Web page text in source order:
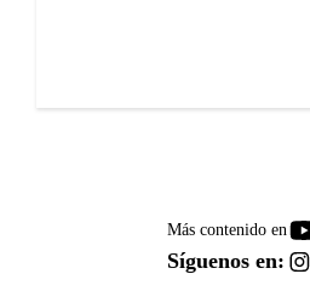
Más contenido en
Síguenos en: